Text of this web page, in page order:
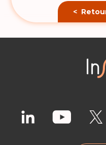
<